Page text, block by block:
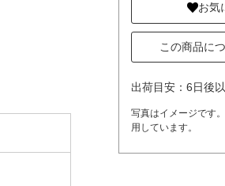
お気
この商品に
出荷目安：6日後
写真はイメージです
用しています。